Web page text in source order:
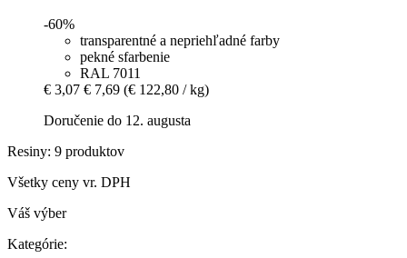
-60%
transparentné a nepriehľadné farby
pekné sfarbenie
RAL 7011
€ 3,07 € 7,69 (€ 122,80 / kg)
Doručenie do 12. augusta
Resiny: 9 produktov
Všetky ceny vr. DPH
Váš výber
Kategórie: